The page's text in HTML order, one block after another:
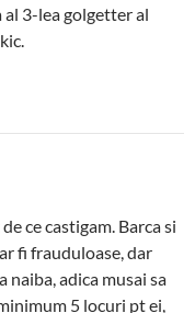
al 3-lea golgetter al
ce castigam. Barca si
fi frauduloase, dar
naiba, adica musai sa
5 locuri pt ei,